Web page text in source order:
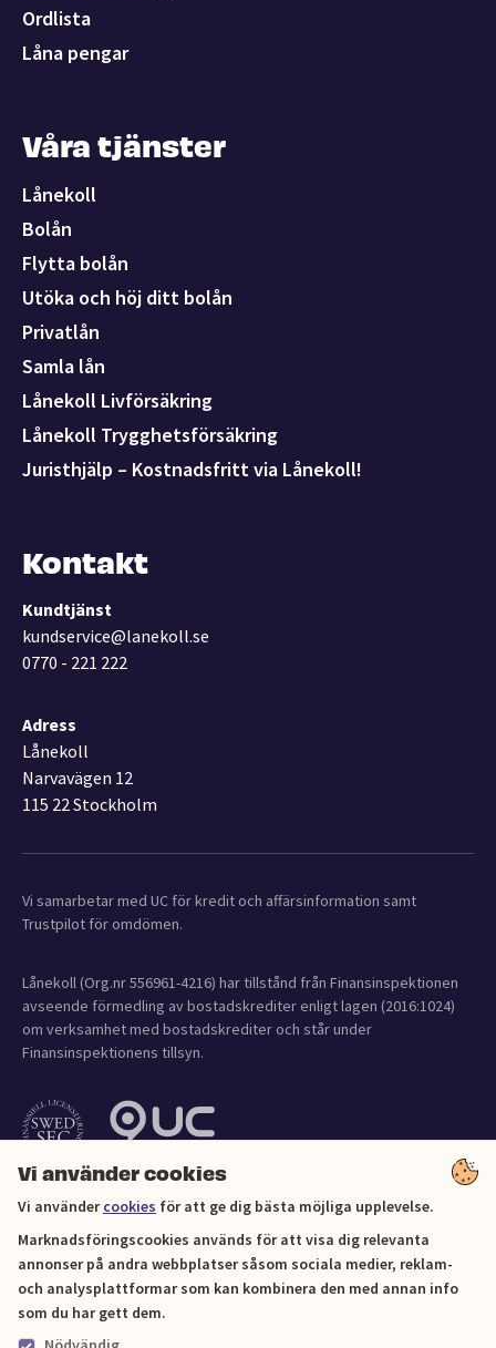
Vi använder cookies
Vi användercookies för att ge dig bästa möjliga upplevelse.
Marknadsföringscookies används för att visa dig relevanta
annonser på andra webbplatser såsom sociala medier, reklam-
och analysplattformar som kan kombinera den med annan info
som du har gett dem.
Ordlista
Låna pengar
Våra tjänster
Lånekoll
Bolån
Flytta bolån
Utöka och höj ditt bolån
Privatlån
Samla lån
Lånekoll Livförsäkring
Lånekoll Trygghetsförsäkring
Juristhjälp – Kostnadsfritt via Lånekoll!
Kontakt
Kundtjänst
kundservice@lanekoll.se
0770 - 221 222
Adress
Lånekoll
Narvavägen 12
115 22 Stockholm
Vi samarbetar med UC för kredit och affärsinformation samt
Trustpilot för omdömen.
Lånekoll (Org.nr 556961-4216) har tillstånd från Finansinspektionen
avseende förmedling av bostadskrediter enligt lagen (2016:1024)
om verksamhet med bostadskrediter och står under
Finansinspektionens tillsyn.
Cookies